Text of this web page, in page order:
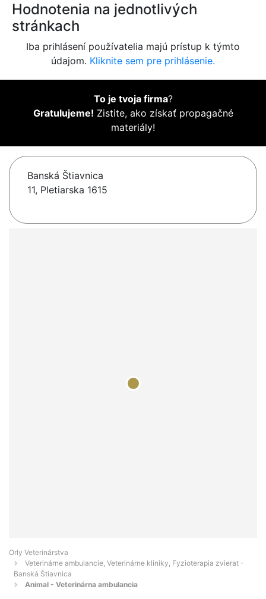
Hodnotenia na jednotlivých
stránkach
Iba prihlásení používatelia majú prístup k týmto
údajom. Kliknite sem pre prihlásenie.
To je tvoja firma?
Gratulujeme! Zistite, ako získať propagačné
materiály!
Banská Štiavnica
11, Pletiarska 1615
Orly Veterinárstva
Veterinárne ambulancie, Veterinárne kliniky, Fyzioterapia zvierat -
Banská Štiavnica
Animal - Veterinárna ambulancia